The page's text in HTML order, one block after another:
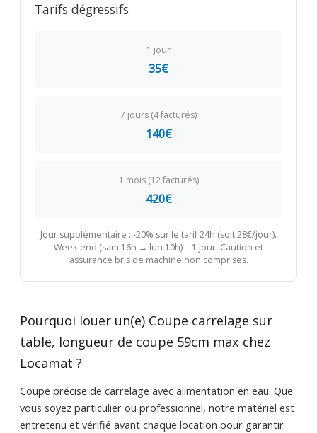
Tarifs dégressifs
1 jour
35€
7 jours (4 facturés)
140€
1 mois (12 facturés)
420€
Jour supplémentaire : -20% sur le tarif 24h (soit 28€/jour).
Week-end (sam 16h → lun 10h) = 1 jour. Caution et
assurance bris de machine non comprises.
Pourquoi louer un(e) Coupe carrelage sur
table, longueur de coupe 59cm max chez
Locamat ?
Coupe précise de carrelage avec alimentation en eau. Que
vous soyez particulier ou professionnel, notre matériel est
entretenu et vérifié avant chaque location pour garantir